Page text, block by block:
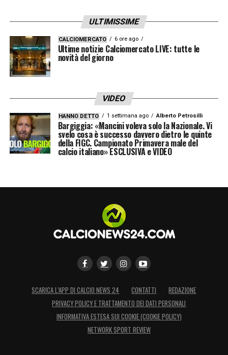
ULTIMISSIME
CALCIOMERCATO 6 ore ago
Ultime notizie Calciomercato LIVE: tutte le
novità del giorno
VIDEO
HANNO DETTO 1 settimana ago Alberto Petrosilli
Bargiggia: «Mancini voleva solo la Nazionale. Vi
svelo cosa è successo davvero dietro le quinte
della FIGC. Campionato Primavera male del
calcio italiano» ESCLUSIVA e VIDEO
SCARICA L’APP DI CALCIO NEWS 24 CONTATTI
REDAZIONE
PRIVACY POLICY E TRATTAMENTO DEI DATI PERSONALI
INFORMATIVA ESTESA SUI COOKIE (COOKIE POLICY)
NETWORK SPORT REVIEW